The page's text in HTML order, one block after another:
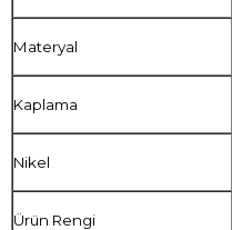
Materyal
Kaplama
Nikel
Ürün Rengi